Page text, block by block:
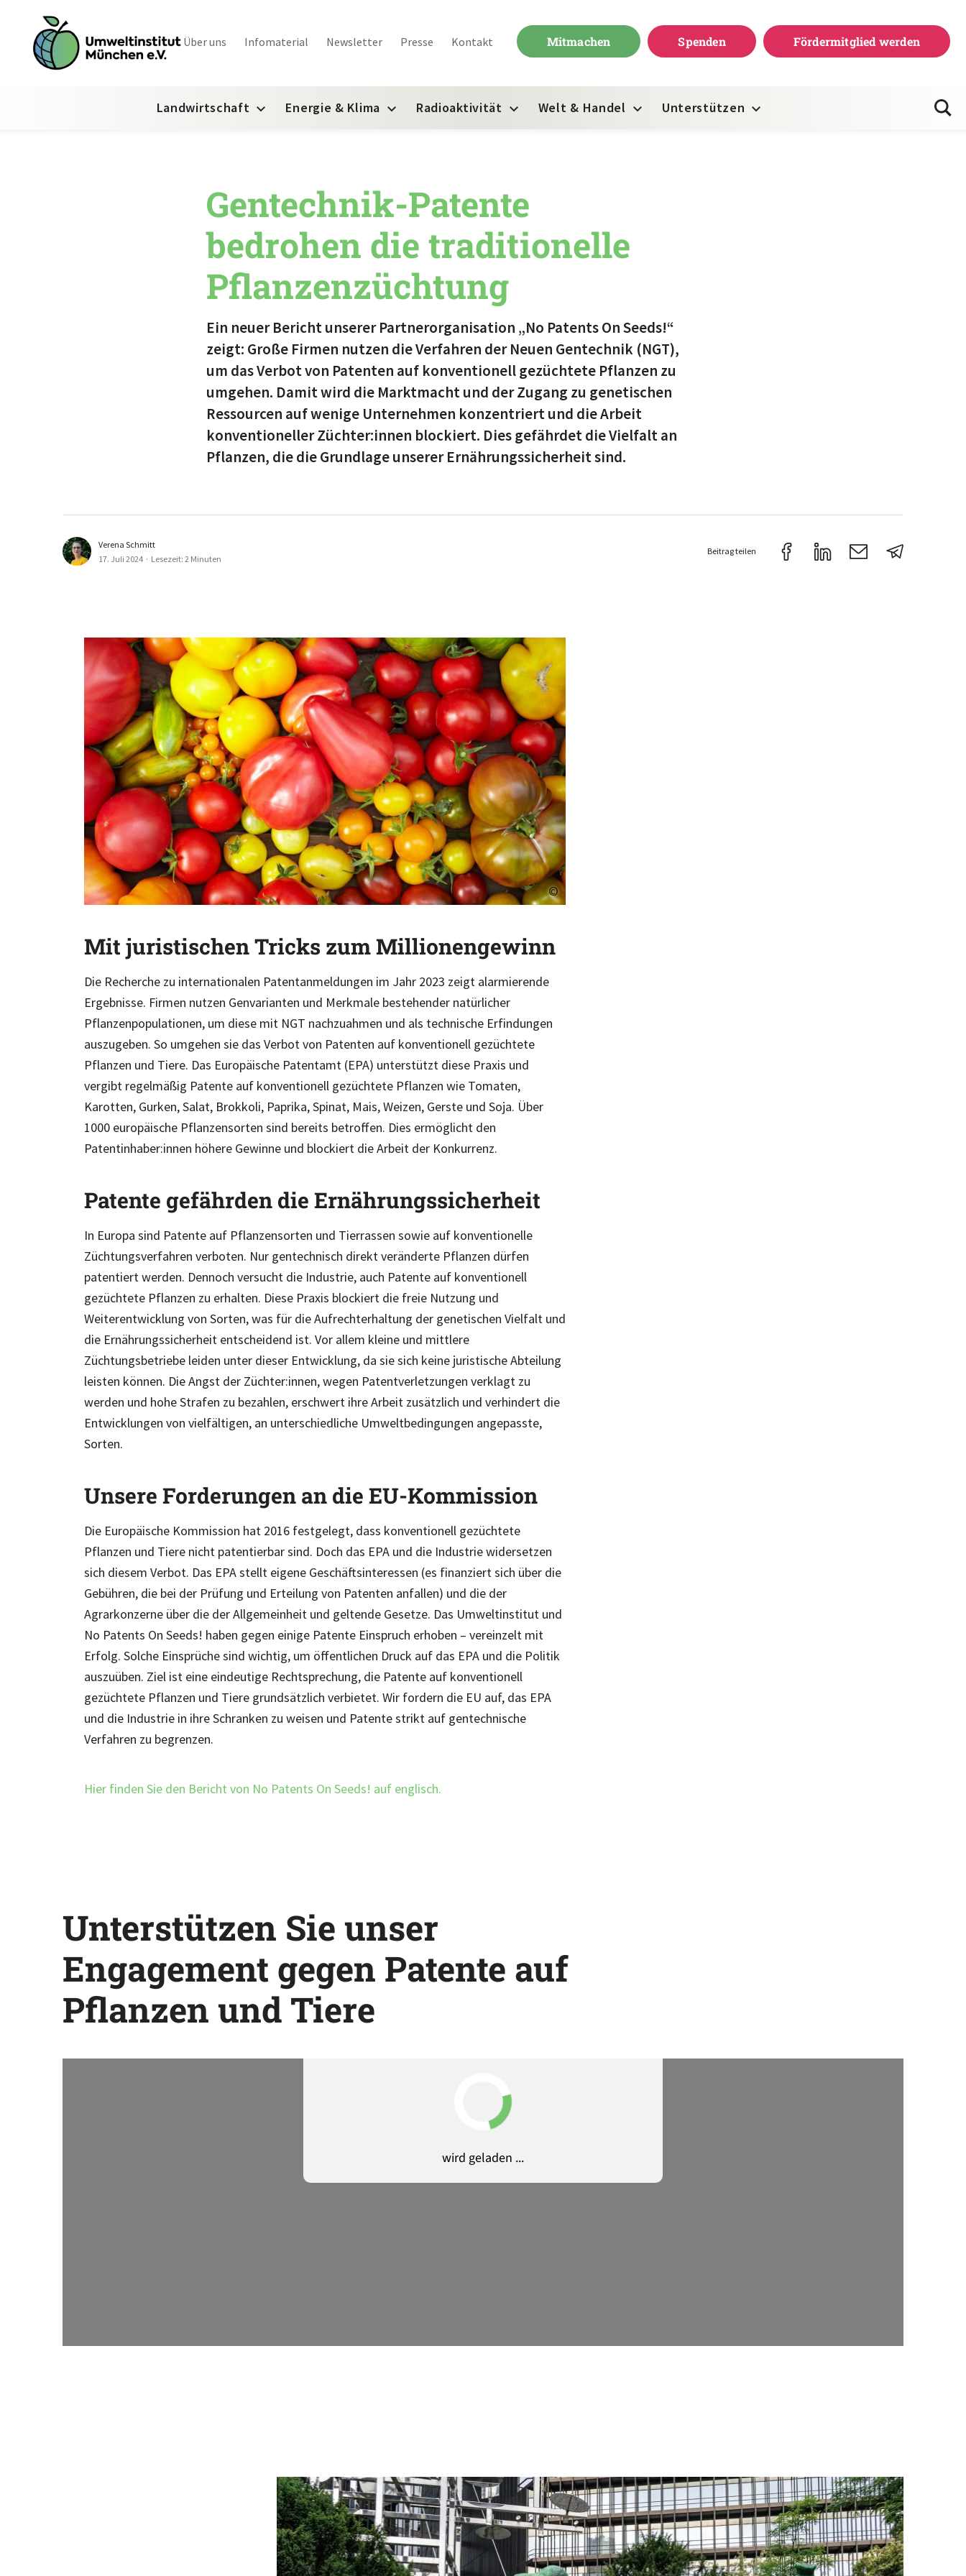
Über uns Infomaterial Newsletter Presse Kontakt Mitmachen Spenden Fördermitglied werden
Landwirtschaft Energie & Klima Radioaktivität Welt & Handel Unterstützen
Gentechnik-Patente
bedrohen die traditionelle
Pflanzenzüchtung
Ein neuer Bericht unserer Partnerorganisation „No Patents On Seeds!“
zeigt: Große Firmen nutzen die Verfahren der Neuen Gentechnik (NGT),
um das Verbot von Patenten auf konventionell gezüchtete Pflanzen zu
umgehen. Damit wird die Marktmacht und der Zugang zu genetischen
Ressourcen auf wenige Unternehmen konzentriert und die Arbeit
konventioneller Züchter:innen blockiert. Dies gefährdet die Vielfalt an
Pflanzen, die die Grundlage unserer Ernährungssicherheit sind.
Verena Schmitt
17. Juli 2024 · Lesezeit: 2 Minuten
Beitrag teilen
©
Mit juristischen Tricks zum Millionengewinn
Die Recherche zu internationalen Patentanmeldungen im Jahr 2023 zeigt alarmierende
Ergebnisse. Firmen nutzen Genvarianten und Merkmale bestehender natürlicher
Pflanzenpopulationen, um diese mit NGT nachzuahmen und als technische Erfindungen
auszugeben. So umgehen sie das Verbot von Patenten auf konventionell gezüchtete
Pflanzen und Tiere. Das Europäische Patentamt (EPA) unterstützt diese Praxis und
vergibt regelmäßig Patente auf konventionell gezüchtete Pflanzen wie Tomaten,
Karotten, Gurken, Salat, Brokkoli, Paprika, Spinat, Mais, Weizen, Gerste und Soja. Über
1000 europäische Pflanzensorten sind bereits betroffen. Dies ermöglicht den
Patentinhaber:innen höhere Gewinne und blockiert die Arbeit der Konkurrenz.
Patente gefährden die Ernährungssicherheit
In Europa sind Patente auf Pflanzensorten und Tierrassen sowie auf konventionelle
Züchtungsverfahren verboten. Nur gentechnisch direkt veränderte Pflanzen dürfen
patentiert werden. Dennoch versucht die Industrie, auch Patente auf konventionell
gezüchtete Pflanzen zu erhalten. Diese Praxis blockiert die freie Nutzung und
Weiterentwicklung von Sorten, was für die Aufrechterhaltung der genetischen Vielfalt und
die Ernährungssicherheit entscheidend ist. Vor allem kleine und mittlere
Züchtungsbetriebe leiden unter dieser Entwicklung, da sie sich keine juristische Abteilung
leisten können. Die Angst der Züchter:innen, wegen Patentverletzungen verklagt zu
werden und hohe Strafen zu bezahlen, erschwert ihre Arbeit zusätzlich und verhindert die
Entwicklungen von vielfältigen, an unterschiedliche Umweltbedingungen angepasste,
Sorten.
Unsere Forderungen an die EU-Kommission
Die Europäische Kommission hat 2016 festgelegt, dass konventionell gezüchtete
Pflanzen und Tiere nicht patentierbar sind. Doch das EPA und die Industrie widersetzen
sich diesem Verbot. Das EPA stellt eigene Geschäftsinteressen (es finanziert sich über die
Gebühren, die bei der Prüfung und Erteilung von Patenten anfallen) und die der
Agrarkonzerne über die der Allgemeinheit und geltende Gesetze. Das Umweltinstitut und
No Patents On Seeds! haben gegen einige Patente Einspruch erhoben – vereinzelt mit
Erfolg. Solche Einsprüche sind wichtig, um öffentlichen Druck auf das EPA und die Politik
auszuüben. Ziel ist eine eindeutige Rechtsprechung, die Patente auf konventionell
gezüchtete Pflanzen und Tiere grundsätzlich verbietet. Wir fordern die EU auf, das EPA
und die Industrie in ihre Schranken zu weisen und Patente strikt auf gentechnische
Verfahren zu begrenzen.
Hier finden Sie den Bericht von No Patents On Seeds! auf englisch.
Unterstützen Sie unser
Engagement gegen Patente auf
Pflanzen und Tiere